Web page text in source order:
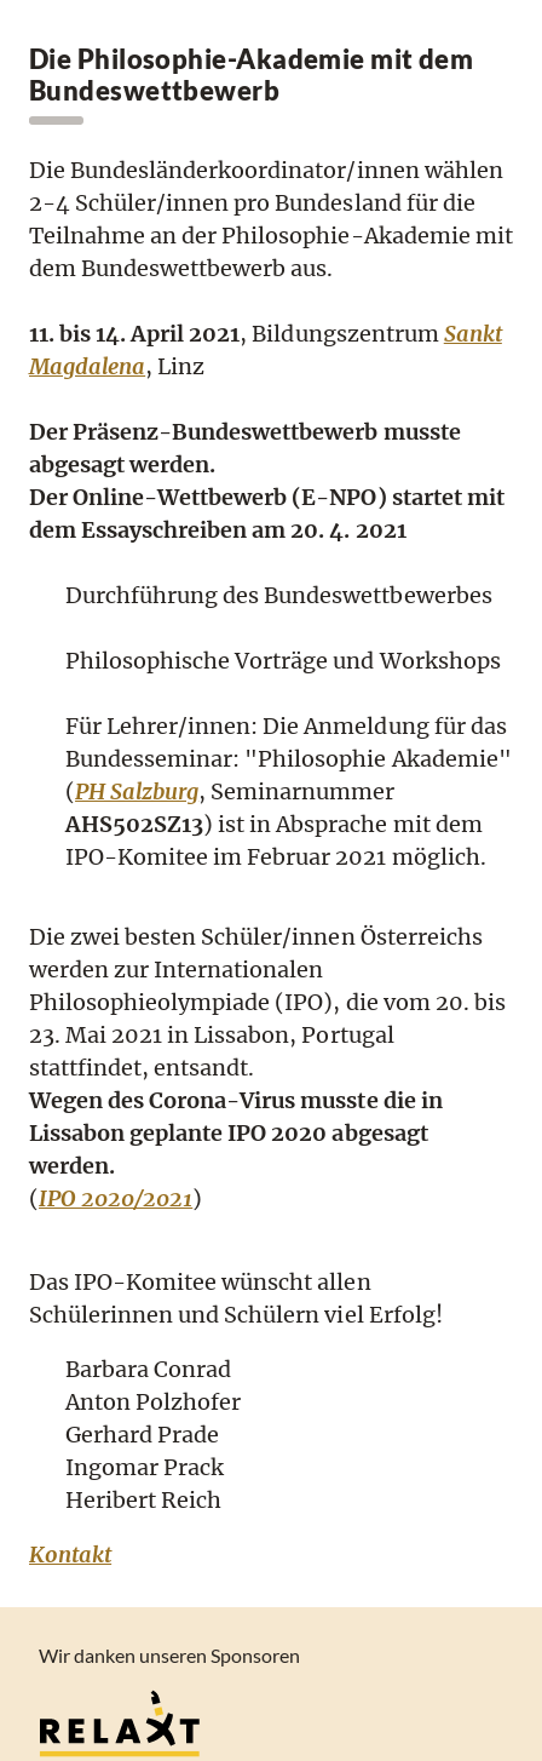
Die Philosophie-Akademie mit dem
Bundeswettbewerb
Die Bundesländerkoordinator/innen wählen
2-4 Schüler/innen pro Bundesland für die
Teilnahme an der Philosophie-Akademie mit
dem Bundeswettbewerb aus.
11. bis 14. April 2021, BildungszentrumSankt
Magdalena, Linz
Der Präsenz-Bundeswettbewerb musste
abgesagt werden.
Der Online-Wettbewerb (E-NPO) startet mit
dem Essayschreiben am 20. 4. 2021
Durchführung des Bundeswettbewerbes
Philosophische Vorträge und Workshops
Für Lehrer/innen: Die Anmeldung für das
Bundesseminar: "Philosophie Akademie"
(PH Salzburg, Seminarnummer
AHS502SZ13) ist in Absprache mit dem
IPO-Komitee im Februar 2021 möglich.
Die zwei besten Schüler/innen Österreichs
werden zur Internationalen
Philosophieolympiade (IPO), die vom 20. bis
23. Mai 2021 in Lissabon, Portugal
stattfindet, entsandt.
Wegen des Corona-Virus musste die in
Lissabon geplante IPO 2020 abgesagt
werden.
(IPO 2020/2021)
Das IPO-Komitee wünscht allen
Schülerinnen und Schülern viel Erfolg!
Barbara Conrad
Anton Polzhofer
Gerhard Prade
Ingomar Prack
Heribert Reich
Kontakt
Wir danken unseren Sponsoren